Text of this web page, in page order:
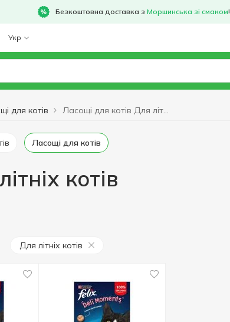
Безкоштовна доставка з Моршинська зі смаком!
Укр
для котів Ласощі для котів Для літніх котів
Ласощі для котів
котів
Для літніх котів